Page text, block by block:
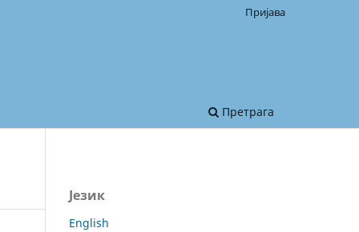
Претрага
Пријава
Језик
English